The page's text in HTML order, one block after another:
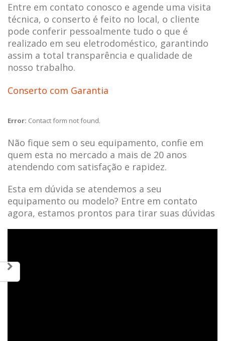
Entre em contato conosco e agende uma visita
técnica, o conserto é feito no local, o cliente
pode conferir pessoalmente tudo o que é
realizado em seu eletrodoméstico, garantindo
assim a total transparência e qualidade de
nosso trabalho.
Conserto com Garantia
Error: Contact form not found.
Não fique sem o seu equipamento, confie em
quem esta no mercado a mais de 20 anos
atendendo com satisfação e rapidez.
Esta em dúvida se atendemos a seu
equipamento ou modelo? Entre em contato
agora, estamos prontos para tirar suas dúvidas